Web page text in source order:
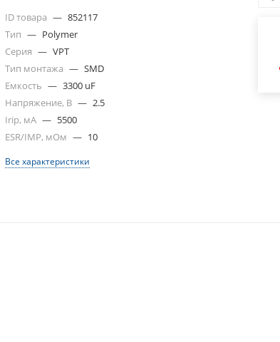
ID товара — 852117
Тип — Polymer
Серия — VPT
Тип монтажа — SMD
Емкость — 3300 uF
Напряжение, В — 2.5
Irip, мА — 5500
ESR/IMP, мОм — 10
Все характеристики